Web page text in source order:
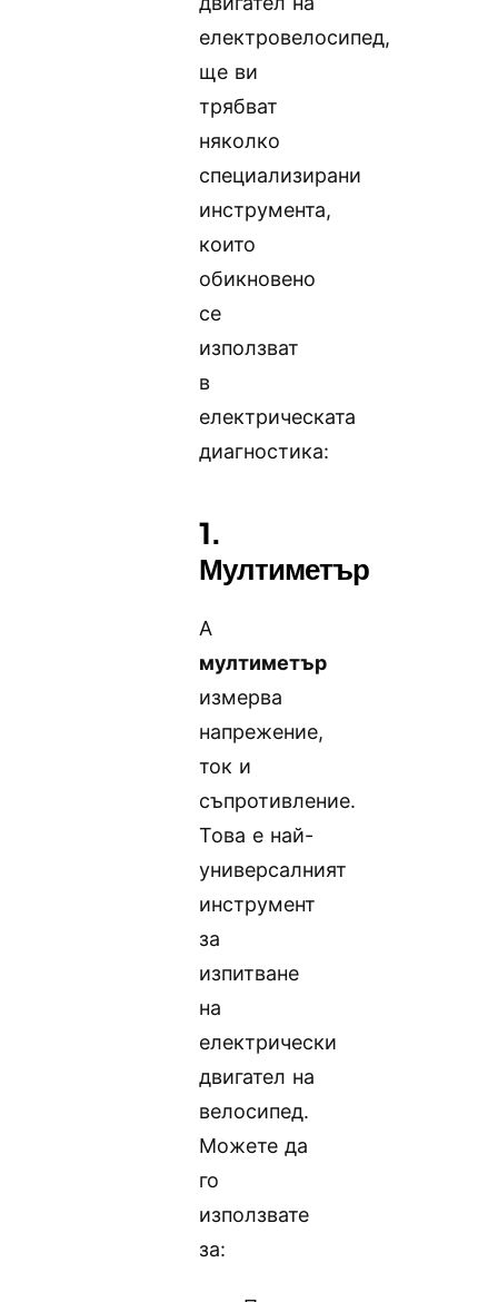
електровелосипед,
ще ви
трябват
няколко
специализирани
инструмента,
които
обикновено
се
използват
в
електрическата
диагностика:
1.
Мултиметър
А
мултиметър
измерва
напрежение,
ток и
съпротивление.
Това е най-
универсалният
инструмент
за
изпитване
на
електрически
двигател на
велосипед.
Можете да
го
използвате
за: